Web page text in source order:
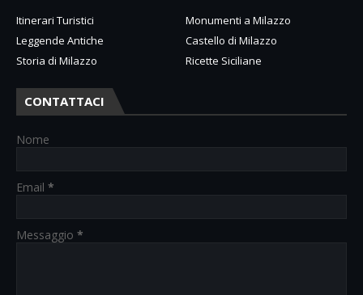
Itinerari Turistici
Monumenti a Milazzo
Leggende Antiche
Castello di Milazzo
Storia di Milazzo
Ricette Siciliane
CONTATTACI
Nome
Email *
Messaggio *